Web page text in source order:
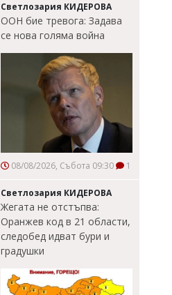
Светлозария КИДЕРОВА
ООН бие тревога: Задава
се нова голяма война
08/08/2026, Събота 09:30 1
Светлозария КИДЕРОВА
Жегата не отстъпва:
Оранжев код в 21 области,
следобед идват бури и
градушки